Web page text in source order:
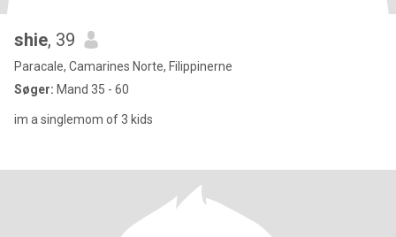
shie, 39
Paracale, Camarines Norte, Filippinerne
Søger: Mand 35 - 60
im a singlemom of 3 kids